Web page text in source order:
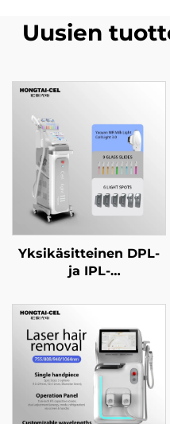
Uusien
Yksikäsitteinen DPL-
ja IPL-
ihovalkaisuun,
karvanpoistoon ja
ikääntymisen
estämiseen
kauneuslaitoksille